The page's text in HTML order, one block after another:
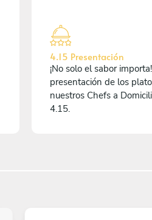
4.15 Presentación
¡No solo el sabor
presentación de los
nuestros Chefs a
4.15.